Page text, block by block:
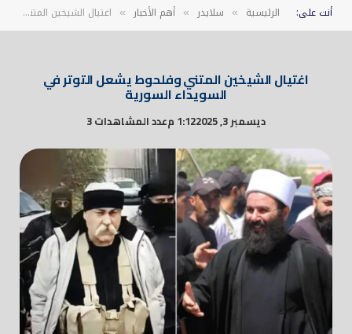
أنت على: الرئيسية » سلايدر » أهم الأخبار » اغتيال الشيخين المتني وفلحوط يشعل التوتر في السويداء السورية
اغتيال الشيخين المتني وفلحوط يشعل التوتر في
السويداء السورية
ديسمبر 3, 2025 1:12 م عدد المشاهدات 3